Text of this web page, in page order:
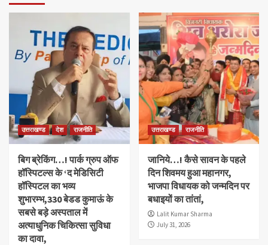
उत्तराखण्ड देश राजनीति
बिग ब्रेकिंग…! पार्क ग्रुप ऑफ
हॉस्पिटल्स के ‘द मेडिसिटी
हॉस्पिटल का भव्य
शुभारम्भ,330 बेडड कुमाऊं के
सबसे बड़े अस्पताल में
अत्याधुनिक चिकित्सा सुविधा
का दावा,
उत्तराखण्ड राजनीति
जानिये…! कैसे सावन के पहले
दिन शिवमय हुआ महानगर,
भाजपा विधायक को जन्मदिन पर
बधाइयों का तांतां,
Lalit Kumar Sharma
July 31, 2026